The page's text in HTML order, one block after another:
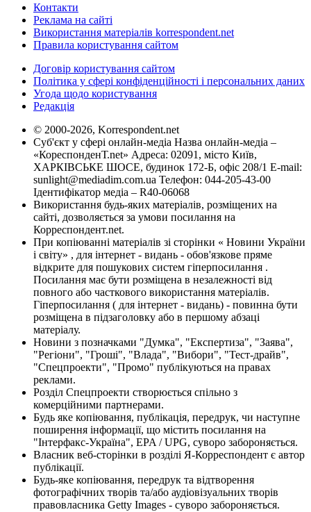
Контакти
Реклама на сайті
Використання матеріалів korrespondent.net
Правила користування сайтом
Договір користування сайтом
Політика у сфері конфіденційності і персональних даних
Угода щодо користування
Редакція
© 2000-2026, Korrespondent.net
Суб'єкт у сфері онлайн-медіа Назва онлайн-медіа –
«КореспонденТ.net» Адреса: 02091, місто Київ,
ХАРКІВСЬКЕ ШОСЕ, будинок 172-Б, офіс 208/1 E-mail:
sunlight@mediadim.com.ua Телефон: 044-205-43-00
Ідентифікатор медіа – R40-06068
Використання будь-яких матеріалів, розміщених на
сайті, дозволяється за умови посилання на
Корреспондент.net.
При копіюванні матеріалів зі сторінки « Новини України
і світу» , для інтернет - видань - обов'язкове пряме
відкрите для пошукових систем гіперпосилання .
Посилання має бути розміщена в незалежності від
повного або часткового використання матеріалів.
Гіперпосилання ( для інтернет - видань) - повинна бути
розміщена в підзаголовку або в першому абзаці
матеріалу.
Новини з позначками "Думка", "Експертиза", "Заява",
"Регіони", "Гроші", "Влада", "Вибори", "Тест-драйв",
"Спецпроекти", "Промо" публікуються на правах
реклами.
Розділ Спецпроекти створюється спільно з
комерційними партнерами.
Будь яке копіювання, публікація, передрук, чи наступне
поширення інформації, що містить посилання на
"Інтерфакс-Україна", EPA / UPG, суворо забороняється.
Власник веб-сторінки в розділі Я-Корреспондент є автор
публікації.
Будь-яке копіювання, передрук та відтворення
фотографічних творів та/або аудіовізуальних творів
правовласника Getty Images - суворо забороняється.